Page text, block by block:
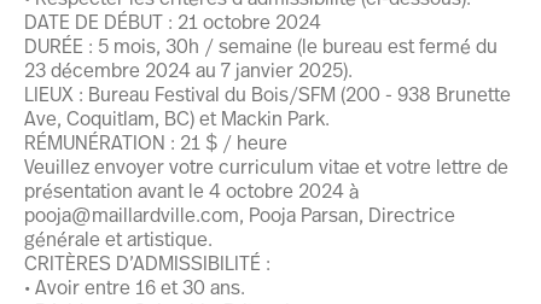
DATE DE DÉBUT : 21 octobre 2024
DURÉE : 5 mois, 30h / semaine (le bureau est fermé du
23 décembre 2024 au 7 janvier 2025).
LIEUX : Bureau Festival du Bois/SFM (200 - 938 Brunette
Ave, Coquitlam, BC) et Mackin Park.
RÉMUNÉRATION : 21 $ / heure
Veuillez envoyer votre curriculum vitae et votre lettre de
présentation avant le 4 octobre 2024 à
pooja@maillardville.com, Pooja Parsan, Directrice
générale et artistique.
CRITÈRES D’ADMISSIBILITÉ :
• Avoir entre 16 et 30 ans.